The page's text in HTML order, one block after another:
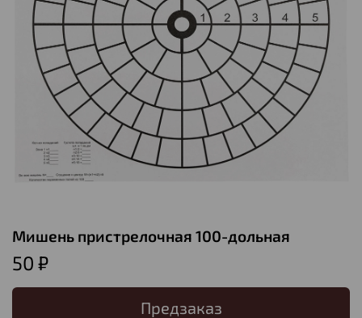
Мишень пристрелочная 100-дольная
50 ₽
Предзаказ